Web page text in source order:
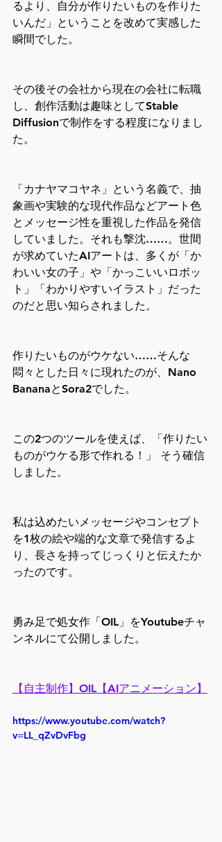
るより、自分が作りたいものを作りた
いんだ」ということを改めて実感した
瞬間でした。
その後その会社から現在の会社に転職
し、創作活動は趣味としてStable
Diffusionで制作をする程度になりまし
た。
「カナヤマコヤネ」という名義で、抽
象画や実験的な現代作品などアート色
とメッセージ性を重視した作品を発信
していました。それも撃沈……。世間
が求めていたAIアートは、多くが「か
わいい女の子」や「かっこいいロボッ
ト」「わかりやすいイラスト」だった
のだと思い知らされました。
作りたいものがウケない……そんな
悶々とした日々に現れたのが、Nano
BananaとSora2でした。
この2つのツールを使えば、「作りたい
ものがウケる形で作れる！」 そう確信
しました。
私は込めたいメッセージやコンセプト
を1枚の絵や端的な文章で発信するよ
り、長さを持ってじっくりと伝えたか
ったのです。
勇み足で処女作「OIL」をYoutubeチャ
ンネルにて公開しました。
【自主制作】OIL【AIアニメーション】
https://www.youtube.com/watch?
v=LL_qZvDvFbg